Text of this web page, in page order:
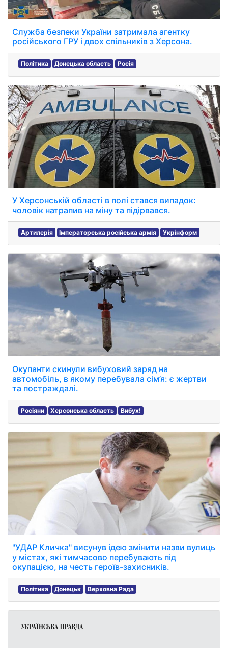
Служба безпеки України затримала агентку
російського ГРУ і двох спільників з Херсона.
Політика Донецька область Росія
У Херсонській області в полі стався випадок:
чоловік натрапив на міну та підірвався.
Артилерія Імператорська російська армія Укрінформ
Окупанти скинули вибуховий заряд на
автомобіль, в якому перебувала сім’я: є жертви
та постраждалі.
Росіяни Херсонська область Вибух!
"УДАР Кличка" висунув ідею змінити назви вулиць
у містах, які тимчасово перебувають під
окупацією, на честь героїв-захисників.
Політика Донецьк Верховна Рада